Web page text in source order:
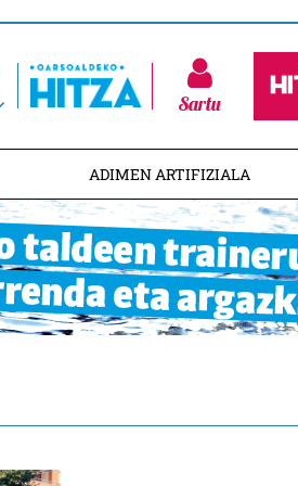
Sartu
ADIMEN ARTIFIZIALA